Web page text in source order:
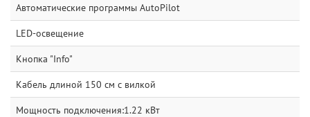
Автоматические программы AutoPilot
LED-освещение
Кнопка "Info"
Кабель длиной 150 см с вилкой
Мощность подключения:1.22 кВт